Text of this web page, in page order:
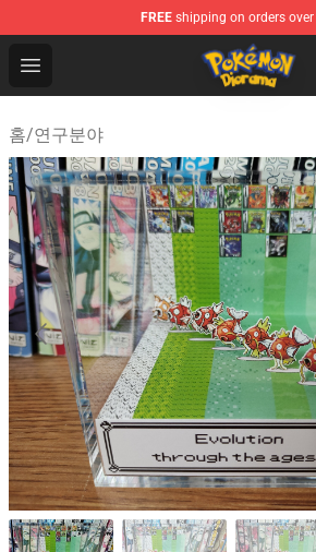
FREE shipping on orders
Open menu
Pokemon Diorama Shop - The
홈/연구분야